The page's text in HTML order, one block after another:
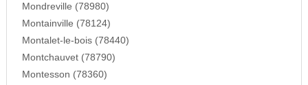
Mondreville (78980)
Montainville (78124)
Montalet-le-bois (78440)
Montchauvet (78790)
Montesson (78360)